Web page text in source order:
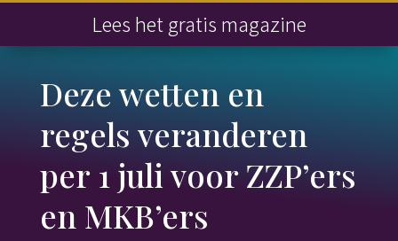
Lees het gratis magazine
Deze wetten en
regels veranderen
per 1 juli voor ZZP’ers
en MKB’ers